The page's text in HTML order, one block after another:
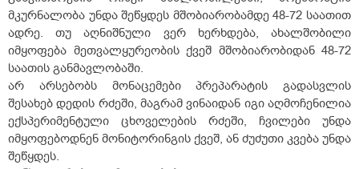
მკურნალობა უნდა შეწყდეს მშობიარობამდე 48-72 საათით
ადრე. თუ აღნიშნული ვერ ხერხდება, ახალშობილი
იმყოფება მეთვალყურეობის ქვეშ მშობიარობიდან 48-72
საათის განმავლობაში.
არ არსებობს მონაცემები პრეპარატის გადასვლის
შესახებ დედის რძეში, მაგრამ ვინაიდან იგი აღმოჩენილია
ექსპერიმენტული ცხოველების რძეში, ჩვილები უნდა
იმყოფებოდნენ მონიტორინგის ქვეშ, ან ძუძუთი კვება უნდა
შეწყდეს.